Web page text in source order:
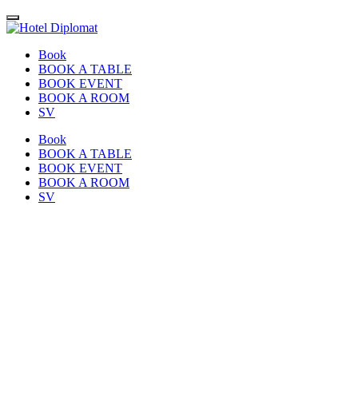
Book
BOOK A TABLE
BOOK EVENT
BOOK A ROOM
SV
Book
BOOK A TABLE
BOOK EVENT
BOOK A ROOM
SV